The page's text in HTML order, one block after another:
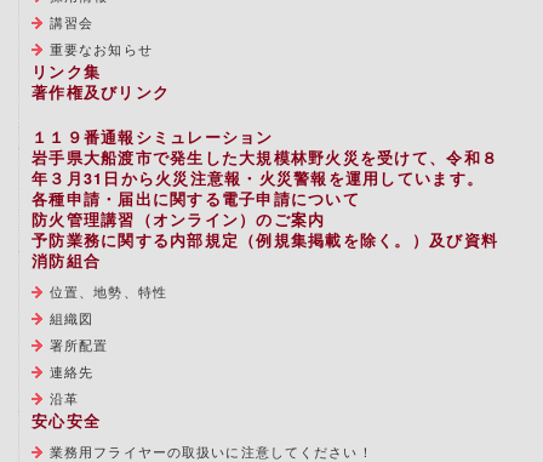
講習会
重要なお知らせ
リンク集
著作権及びリンク
１１９番通報シミュレーション
岩手県大船渡市で発生した大規模林野火災を受けて、令和８
年３月31日から火災注意報・火災警報を運用しています。
各種申請・届出に関する電子申請について
防火管理講習（オンライン）のご案内
予防業務に関する内部規定（例規集掲載を除く。）及び資料
消防組合
位置、地勢、特性
組織図
署所配置
連絡先
沿革
安心安全
業務用フライヤーの取扱いに注意してください！